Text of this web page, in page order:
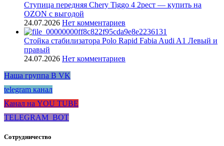
Ступица передняя Chery Tiggo 4 2рест — купить на
OZON с выгодой
24.07.2026 Нет комментариев
Стойка стабилизатора Polo Rapid Fabia Audi A1 Левый и
правый
24.07.2026 Нет комментариев
Наша группа В VK
telegram канал
Канал на YOU TUBE
TELEGRAM_BOT
Сотрудничество